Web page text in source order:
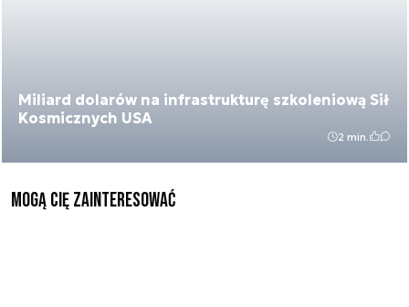
Miliard dolarów na infrastrukturę szkoleniową Sił
Kosmicznych USA
2 min.
Mogą Cię zainteresować